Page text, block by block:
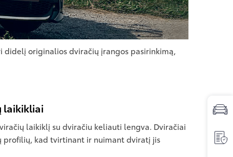
didelį originalios dviračių įrangos pasirinkimą,
laikikliai
laikiklį su dviračiu keliauti lengva. Dviračiai
kad tvirtinant ir nuimant dviratį jis